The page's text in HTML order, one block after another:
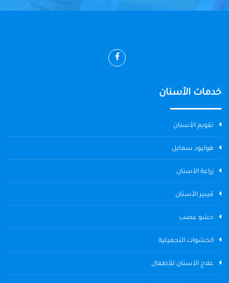
خدمات الأسنان
تقويم الأسنان
هوليود سمايل
زراعة الأسنان
ڤينير الأسنان
حشو عصب
الحشوات التجميلية
علاج الأسنان للأطفال